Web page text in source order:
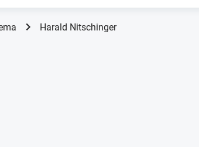
Harald Nitschinger